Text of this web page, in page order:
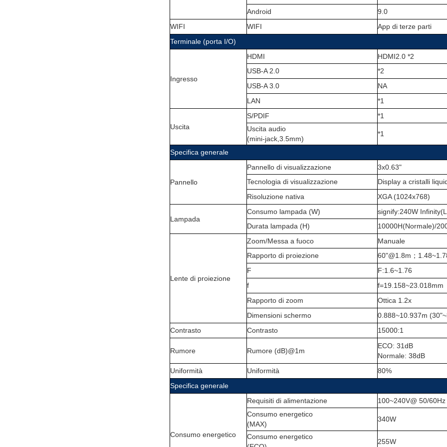
Android
9.0
WIFI
WIFI
App di terze parti
Terminale (porta I/O)
Ingresso
HDMI
HDMI2.0 *2
USB-A 2.0
*2
USB-A 3.0
NA
LAN
*1
Uscita
S/PDIF
*1
Uscita audio
(mini-jack,3.5mm)
*1
Specifica generale
Pannello
Pannello di visualizzazione
3x0.63"
Tecnologia di visualizzazione
Display a cristalli
Risoluzione nativa
XGA (1024x768)
Lampada
Consumo lampada (W)
signify:240W
Durata lampada (H)
10000H(Normale)/
Lente di proiezione
Zoom/Messa a fuoco
Manuale
Rapporto di proiezione
60"@1.8m ；
F
F:1.6~1.76
f
f=19.158~23.018mm
Rapporto di zoom
Ottica 1.2x
Dimensioni schermo
0.888~10.937m
Contrasto
Contrasto 15000:1
Rumore Rumore (dB)@1m
ECO: 31dB
Normale: 38dB
Uniformità
Uniformità
80%
Specifica generale
Consumo energetico
Requisiti di alimentazione
100~240V@ 50/60Hz
Consumo energetico
(MAX)
340W
Consumo energetico
255W